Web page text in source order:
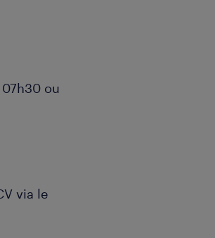
ou
via le